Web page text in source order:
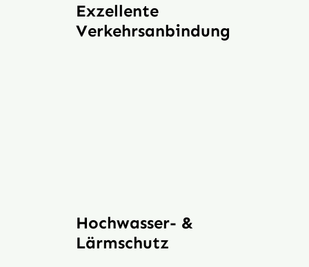
Exzellente
Verkehrsanbindung
Hochwasser- &
Lärmschutz